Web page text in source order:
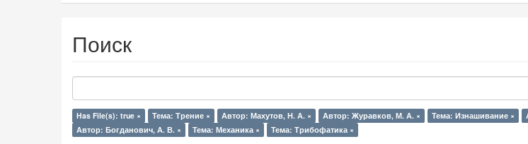
Поиск
Has File(s): true × Тема: Трение × Автор: Махутов, Н. А. × Автор: Журавков, М. А. × Тема: Изнашивание ×
Автор: Богданович, А. В. ×
Тема: Механика × Тема: Трибофатика ×